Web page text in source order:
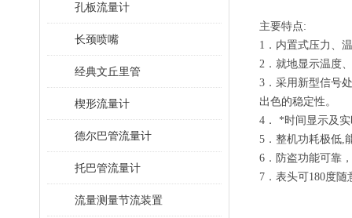
孔板流量计
长颈喷嘴
经典文丘里管
楔形流量计
德尔巴管流量计
托巴管流量计
流量测量节流装置
主要特点:
1．内置式压力、
2．就地显示温度
3．采用新型信号
出色的稳定性。
4． *时间显示及
5．整机功耗极低,
6．防盗功能可靠
7．表头可180度